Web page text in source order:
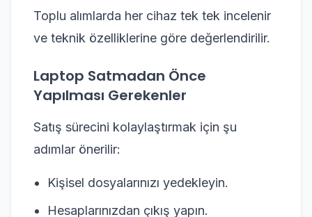
Toplu alımlarda her cihaz tek tek incelenir
ve teknik özelliklerine göre değerlendirilir.
Laptop Satmadan Önce
Yapılması Gerekenler
Satış sürecini kolaylaştırmak için şu
adımlar önerilir:
Kişisel dosyalarınızı yedekleyin.
Hesaplarınızdan çıkış yapın.